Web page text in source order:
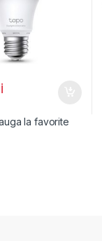
la favorite